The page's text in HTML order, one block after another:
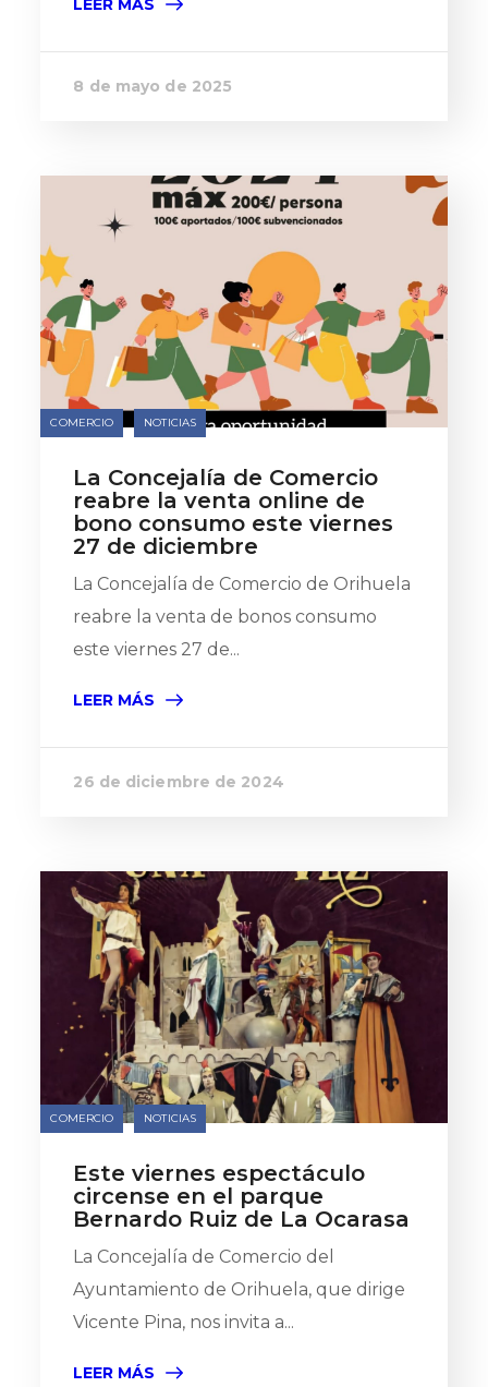
LEER MÁS
8 de mayo de 2025
COMERCIO NOTICIAS
La Concejalía de Comercio
reabre la venta online de
bono consumo este viernes
27 de diciembre
La Concejalía de Comercio de Orihuela
reabre la venta de bonos consumo
este viernes 27 de...
LEER MÁS
26 de diciembre de 2024
COMERCIO NOTICIAS
Este viernes espectáculo
circense en el parque
Bernardo Ruiz de La Ocarasa
La Concejalía de Comercio del
Ayuntamiento de Orihuela, que dirige
Vicente Pina, nos invita a...
LEER MÁS